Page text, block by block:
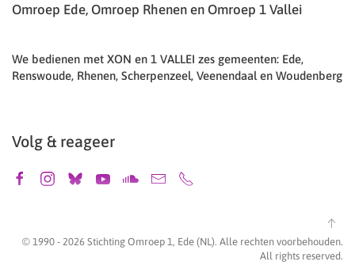
Omroep Ede, Omroep Rhenen en Omroep 1 Vallei
We bedienen met XON en 1 VALLEI zes gemeenten: Ede,
Renswoude, Rhenen, Scherpenzeel, Veenendaal en Woudenberg
Volg & reageer
© 1990 - 2026 Stichting Omroep 1, Ede (NL). Alle rechten voorbehouden.
All rights reserved.